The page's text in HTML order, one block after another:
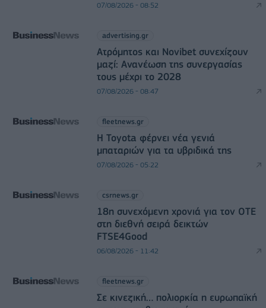
07/08/2026 - 08:52
advertising.gr
Ατρόμητος και Novibet συνεχίζουν
μαζί: Ανανέωση της συνεργασίας
τους μέχρι το 2028
07/08/2026 - 08:47
fleetnews.gr
Η Toyota φέρνει νέα γενιά
μπαταριών για τα υβριδικά της
07/08/2026 - 05:22
csrnews.gr
18η συνεχόμενη χρονιά για τον ΟΤΕ
στη διεθνή σειρά δεικτών
FTSE4Good
06/08/2026 - 11:42
fleetnews.gr
Σε κινεζική… πολιορκία η ευρωπαϊκή